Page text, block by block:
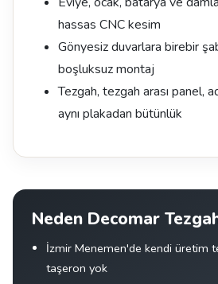
hassas CNC kesim
Gönyesiz duvarlara birebir
boşluksuz montaj
Tezgah, tezgah arası panel,
aynı plakadan bütünlük
Neden Decomar
İzmir Menemen'de kendi üretim
taşeron yok